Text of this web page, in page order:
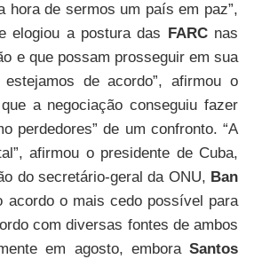
hora de sermos um país em paz”,
elogiou a postura das FARCnas
e que possam prosseguir em sua
de acordo”, afirmou o
a negociação conseguiu fazer
perdedores” de um confronto. “A
afirmou o presidente de Cuba,
do secretário-geral da ONU, Ban
o mais cedo possível para
com diversas fontes de ambos
em agosto, embora Santos